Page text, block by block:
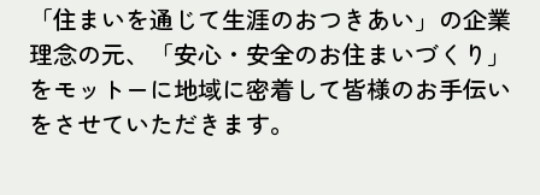
「住まいを通じて生涯のおつきあい」の企業
理念の元、「安心・安全のお住まいづくり」
をモットーに地域に密着して皆様のお手伝い
をさせていただきます。